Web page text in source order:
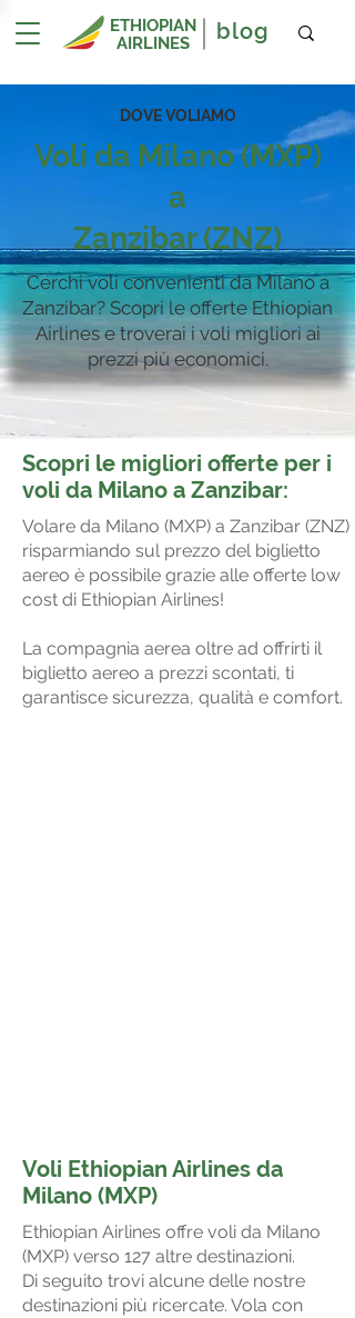
blog
ETHIOPIAN
AIRLINES
DOVE VOLIAMO
Voli da Milano (MXP)
a
Zanzibar (ZNZ)
Cerchi voli convenienti da Milano a
Zanzibar? Scopri le offerte Ethiopian
Airlines e troverai i voli migliori ai
prezzi più economici.
Scopri le migliori offerte per i
voli da Milano a Zanzibar:
Volare da Milano (MXP) a Zanzibar (ZNZ)
risparmiando sul prezzo del biglietto
aereo è possibile grazie alle offerte low
cost di Ethiopian Airlines!
La compagnia aerea oltre ad offrirti il
biglietto aereo a prezzi scontati, ti
garantisce sicurezza, qualità e comfort.
Voli Ethiopian Airlines da
Milano (MXP)
Ethiopian Airlines offre voli da Milano
(MXP) verso 127 altre destinazioni.
Di seguito trovi alcune delle nostre
destinazioni più ricercate. Vola con